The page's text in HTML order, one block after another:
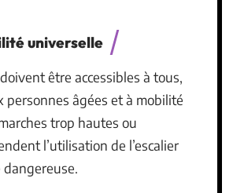
universelle
être accessibles à tous,
personnes âgées et à mobilité
trop hautes ou
l’utilisation de l’escalier